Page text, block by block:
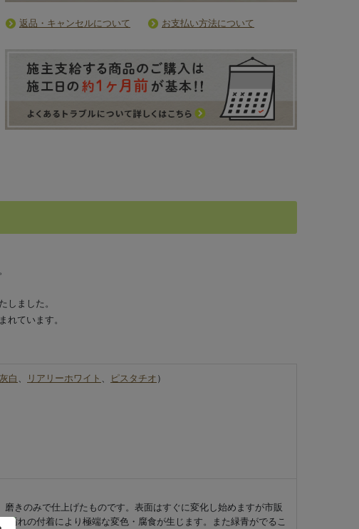
返品・キャンセルについて お支払い方法について
しました。
れています。
灰白 リアリーホワイト ピスタチオ ）
きのみで仕上げたものです。表面はすぐに変化し始めますが市販
汚れの付着により極端な変色・腐食が生じます。また緑青がでるこ